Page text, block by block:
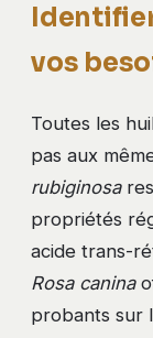
vos
Toutes les
pas aux
rubiginosa
propriétés
acide trans-
Rosa canina
probants sur